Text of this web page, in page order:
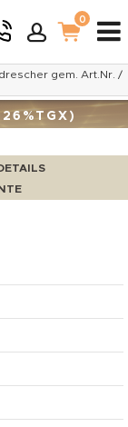
0
gem. Art.Nr. /